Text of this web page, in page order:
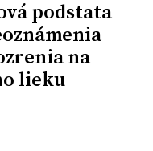
podstata
na
lieku